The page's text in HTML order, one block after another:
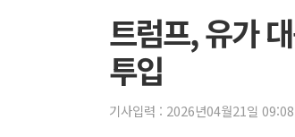
트럼프, 유가
투입
기사입력 : 2026년04월21일 09:08